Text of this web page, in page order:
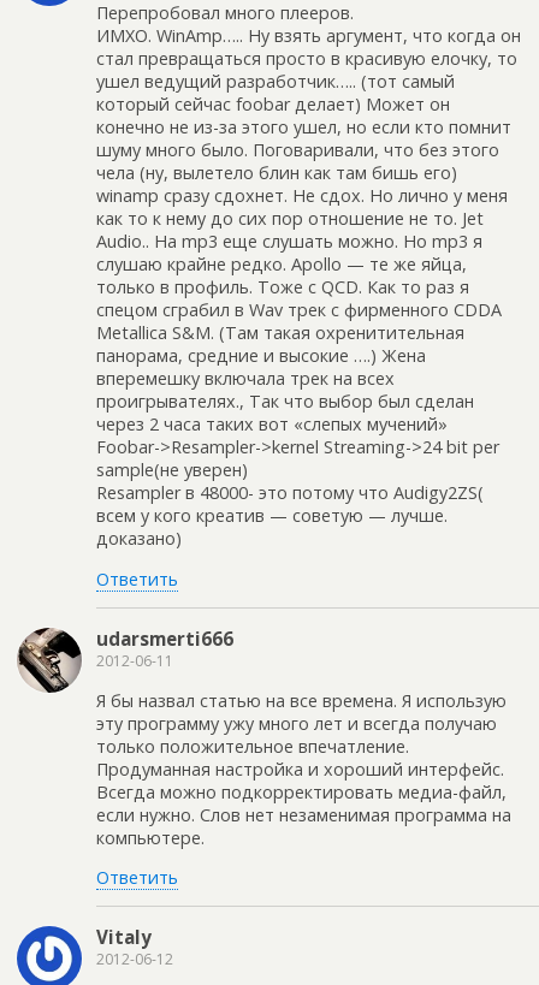
Перепробовал много плееров.
ИМХО. WinAmp….. Ну взять аргумент, что когда он
стал превращаться просто в красивую елочку, то
ушел ведущий разработчик….. (тот самый
который сейчас foobar делает) Может он
конечно не из-за этого ушел, но если кто помнит
шуму много было. Поговаривали, что без этого
чела (ну, вылетело блин как там бишь его)
winamp сразу сдохнет. Не сдох. Но лично у меня
как то к нему до сих пор отношение не то. Jet
Audio.. На mp3 еще слушать можно. Но mp3 я
слушаю крайне редко. Apollo — те же яйца,
только в профиль. Тоже с QCD. Как то раз я
спецом сграбил в Wav трек с фирменного CDDA
Metallica S&M. (Там такая охренитительная
панорама, средние и высокие ….) Жена
вперемешку включала трек на всех
проигрывателях., Так что выбор был сделан
через 2 часа таких вот «слепых мучений»
Foobar->Resampler->kernel Streaming->24 bit per
sample(не уверен)
Resampler в 48000- это потому что Audigy2ZS(
всем у кого креатив — советую — лучше.
доказано)
Ответить
udarsmerti666
2012-06-11
Я бы назвал статью на все времена. Я использую
эту программу ужу много лет и всегда получаю
только положительное впечатление.
Продуманная настройка и хороший интерфейс.
Всегда можно подкорректировать медиа-файл,
если нужно. Слов нет незаменимая программа на
компьютере.
Ответить
Vitaly
2012-06-12